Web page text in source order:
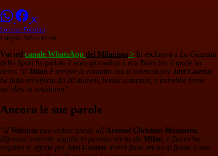
Lorenzo Focolari
1 luglio 2025 - 12:56
Vai nel canale WhatsApp del Milanista > In esclusiva a La Gazzetta
dello Sportha parlato il noto giornalista Luca Bianchin il quale ha
detto: "Il Milan è sempre in contatto con il Valencia per Javi Guerra
ha fatto un’offerta da 20 milioni, bonus compresi, e potrebbe farne
un’altra in settimana”.
Ancora le sue parole
“Il Valencia può cedere presto all’Arsenal Christian Mosquera
difensore centrale seguito in passato anche da Milan , e finora ha
respinto le offerte per Javi Guerra. Potrà farlo anche di fronte a una